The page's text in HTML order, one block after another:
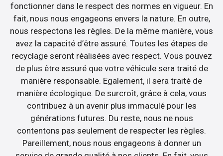
fonctionner dans le respect des normes en vigueur. En
fait, nous nous engageons envers la nature. En outre,
nous respectons les règles. De la même manière, vous
avez la capacité d’être assuré. Toutes les étapes de
recyclage seront réalisées avec respect. Vous pouvez
de plus être assuré que votre véhicule sera traité de
manière responsable. Egalement, il sera traité de
manière écologique. De surcroît, grâce à cela, vous
contribuez à un avenir plus immaculé pour les
générations futures. Du reste, nous ne nous
contentons pas seulement de respecter les règles.
Pareillement, nous nous engageons à donner un